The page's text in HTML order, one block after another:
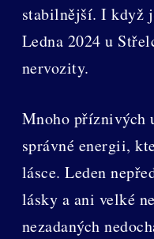
stabilnější. I když
Ledna 2024 u
nervozity.
Mnoho příznivých
správné energii,
lásce. Leden
lásky a ani velké
nezadaných